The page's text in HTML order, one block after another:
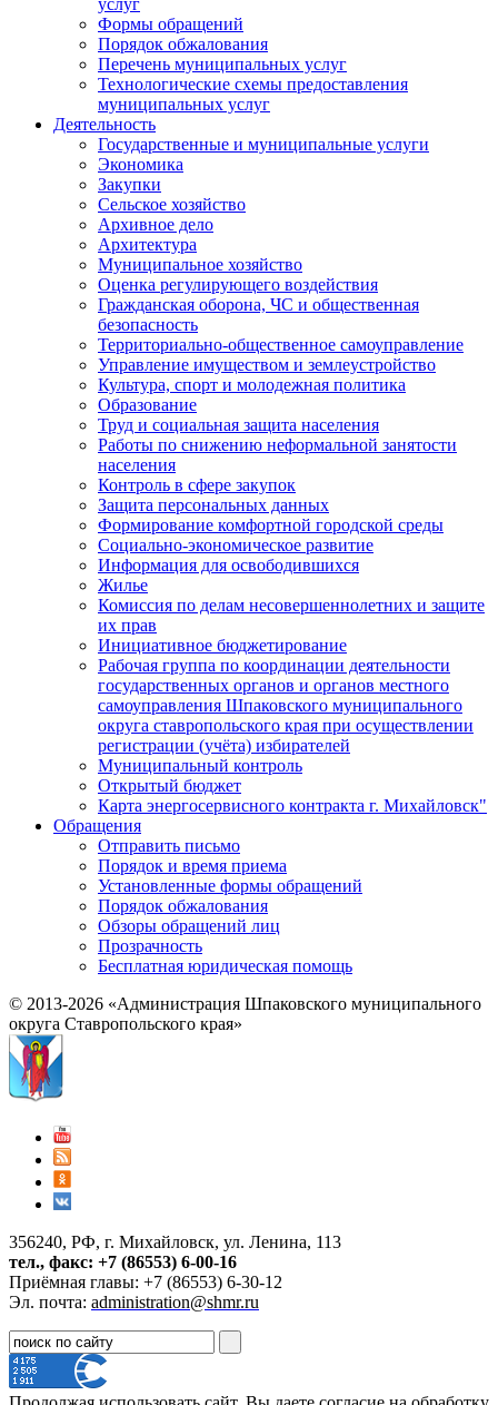
услуг
Формы обращений
Порядок обжалования
Перечень муниципальных услуг
Технологические схемы предоставления
муниципальных услуг
Деятельность
Государственные и муниципальные услуги
Экономика
Закупки
Сельское хозяйство
Архивное дело
Архитектура
Муниципальное хозяйство
Оценка регулирующего воздействия
Гражданская оборона, ЧС и общественная
безопасность
Территориально-общественное самоуправление
Управление имуществом и землеустройство
Культура, спорт и молодежная политика
Образование
Труд и социальная защита населения
Работы по снижению неформальной занятости
населения
Контроль в сфере закупок
Защита персональных данных
Формирование комфортной городской среды
Социально-экономическое развитие
Информация для освободившихся
Жилье
Комиссия по делам несовершеннолетних и защите
их прав
Инициативное бюджетирование
Рабочая группа по координации деятельности
государственных органов и органов местного
самоуправления Шпаковского муниципального
округа ставропольского края при осуществлении
регистрации (учёта) избирателей
Муниципальный контроль
Открытый бюджет
Карта энергосервисного контракта г. Михайловск"
Обращения
Отправить письмо
Порядок и время приема
Установленные формы обращений
Порядок обжалования
Обзоры обращений лиц
Прозрачность
Бесплатная юридическая помощь
© 2013-2026 «Администрация Шпаковского муниципального
округа Ставропольского края»
356240, РФ, г. Михайловск, ул. Ленина, 113
тел., факс: +7 (86553) 6-00-16
Приёмная главы: +7 (86553) 6-30-12
Эл. почта: administration@shmr.ru